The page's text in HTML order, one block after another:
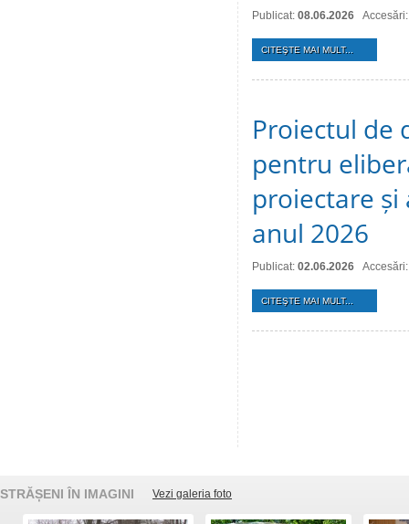
Publicat: 08.06.2026
CITEŞTE MAI MULT...
Proiectul de
pentru
proiectare
anul 2026
Publicat: 02.06.2026
CITEŞTE MAI MULT...
STRĂȘENI ÎN IMAGINI Vezi galeria foto